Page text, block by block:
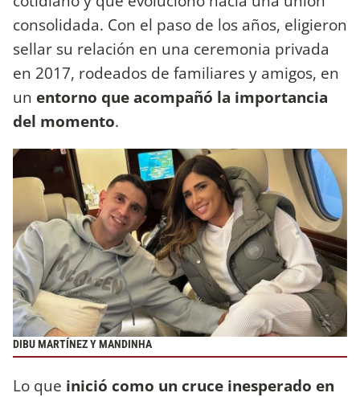
consolidada. Con el paso de los años, eligieron
sellar su relación en una ceremonia privada
en 2017, rodeados de familiares y amigos, en
un entorno que acompañó la importancia
del momento.
DIBU MARTÍNEZ Y MANDINHA
Lo que inició como un cruce inesperado en